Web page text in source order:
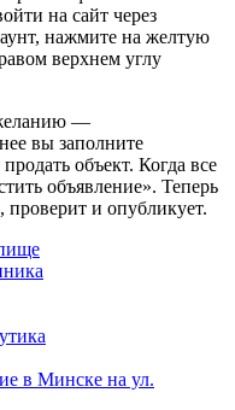
на сайт через
нажмите на желтую
верхнем углу
желанию —
вы заполните
объект. Когда все
объявление». Теперь
проверит и опубликует.
в Минске на ул.